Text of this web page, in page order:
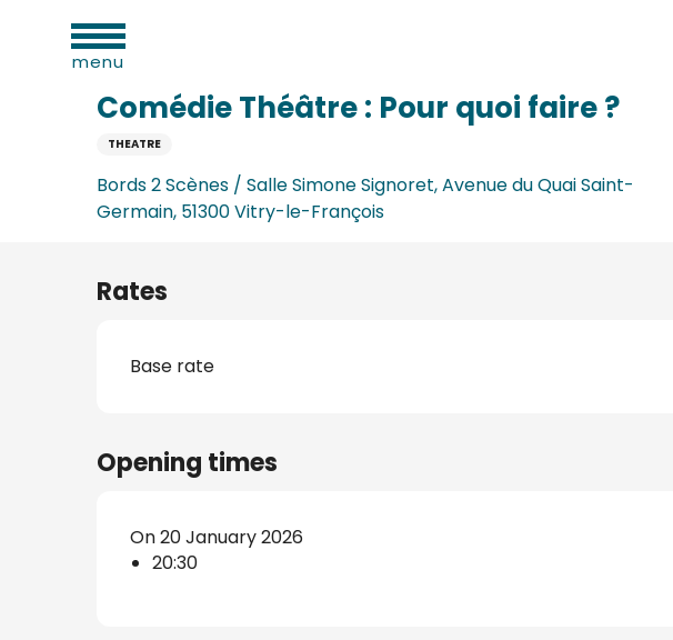
contenumenu
Home
Comédie Théâtre : Pour quoi faire ?
THEATRE
Bords 2 Scènes / Salle Simone Signoret, Avenue du Quai Saint-
Germain, 51300 Vitry-le-François
Rates
Base rate
Opening times
On 20 January 2026
20:30